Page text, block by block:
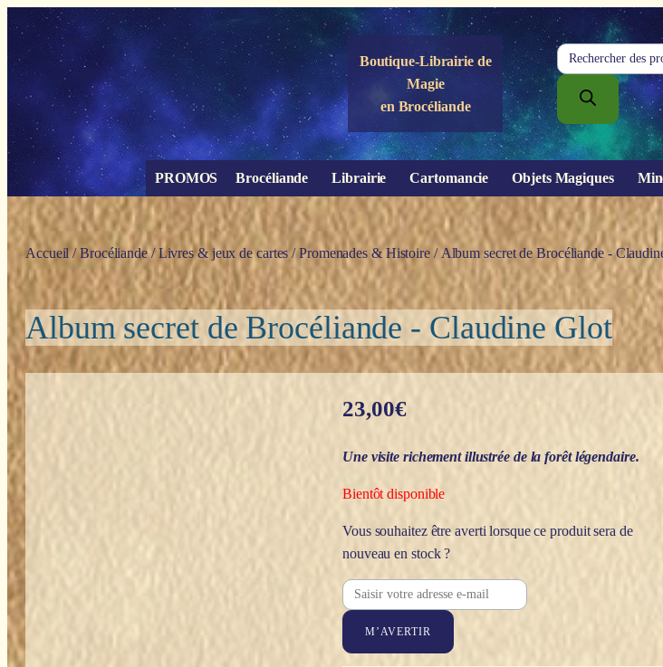
Panneau de gestion des cookies
Boutique-Librairie de
Magie
en Brocéliande
Recherche
de
produits
PROMOS Brocéliande Librairie Cartomancie Objets Magiques
Accueil/Brocéliande/Livres & jeux de cartes/Promenades & Histoire/ Album secret de Brocéliande -
Album secret de Brocéliande - Claudine Glot
23,00€
Une visite richement illustrée de la forêt légendaire.
Bientôt disponible
Vous souhaitez être averti lorsque ce produit sera de
nouveau en stock ?
M’AVERTIR